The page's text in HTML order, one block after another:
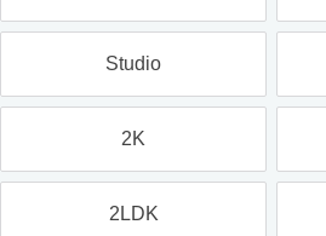
Studio
2K
2LDK